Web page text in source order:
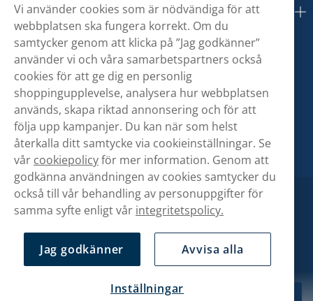
299,00 kr
Om oss
Vi använder cookies som är nödvändiga för att
webbplatsen ska fungera korrekt. Om du
samtycker genom att klicka på ”Jag godkänner”
använder vi och våra samarbetspartners också
cookies för att ge dig en personlig
shoppingupplevelse, analysera hur webbplatsen
används, skapa riktad annonsering och för att
följa upp kampanjer. Du kan när som helst
återkalla ditt samtycke via cookieinställningar. Se
vår cookiepolicyför mer information. Genom att
godkänna användningen av cookies samtycker du
också till vår behandling av personuppgifter för
samma syfte enligt vår integritetspolicy.
Jag godkänner Avvisa alla
Inställningar